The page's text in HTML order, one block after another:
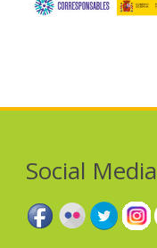
Social Media